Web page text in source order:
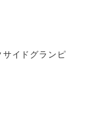
サイドグランピ